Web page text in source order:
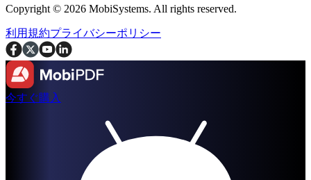
Copyright © 2026 MobiSystems. All rights reserved.
利用規約プライバシーポリシー
今すぐ購入